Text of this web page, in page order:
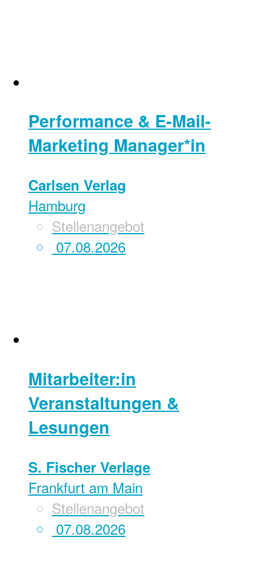
Performance & E-Mail-
Marketing Manager*in
Carlsen Verlag
Hamburg
Stellenangebot
07.08.2026
Mitarbeiter:in
Veranstaltungen &
Lesungen
S. Fischer Verlage
Frankfurt am Main
Stellenangebot
07.08.2026